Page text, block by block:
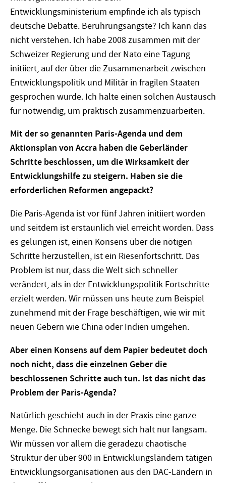
Entwicklungsministerium empfinde ich als typisch
deutsche Debatte. Berührungsängste? Ich kann das
nicht verstehen. Ich habe 2008 zusammen mit der
Schweizer Regierung und der Nato eine Tagung
initiiert, auf der über die Zusammenarbeit zwischen
Entwicklungspolitik und Militär in fragilen Staaten
gesprochen wurde. Ich halte einen solchen Austausch
für notwendig, um praktisch zusammenzuarbeiten.
Mit der so genannten Paris-Agenda und dem
Aktionsplan von Accra haben die Geberländer
Schritte beschlossen, um die Wirksamkeit der
Entwicklungshilfe zu steigern. Haben sie die
erforderlichen Reformen angepackt?
Die Paris-Agenda ist vor fünf Jahren initiiert worden
und seitdem ist erstaunlich viel erreicht worden. Dass
es gelungen ist, einen Konsens über die nötigen
Schritte herzustellen, ist ein Riesenfortschritt. Das
Problem ist nur, dass die Welt sich schneller
verändert, als in der Entwicklungspolitik Fortschritte
erzielt werden. Wir müssen uns heute zum Beispiel
zunehmend mit der Frage beschäftigen, wie wir mit
neuen Gebern wie China oder Indien umgehen.
Aber einen Konsens auf dem Papier bedeutet doch
noch nicht, dass die einzelnen Geber die
beschlossenen Schritte auch tun. Ist das nicht das
Problem der Paris-Agenda?
Natürlich geschieht auch in der Praxis eine ganze
Menge. Die Schnecke bewegt sich halt nur langsam.
Wir müssen vor allem die geradezu chaotische
Struktur der über 900 in Entwicklungsländern tätigen
Entwicklungsorganisationen aus den DAC-Ländern in